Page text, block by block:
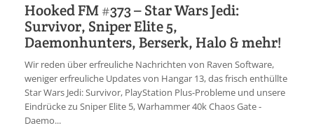
Impressum
Jobs
Discord
Hooked FM #373 – Star Wars Jedi:
Survivor, Sniper Elite 5,
Daemonhunters, Berserk, Halo & mehr!
Wir reden über erfreuliche Nachrichten von Raven Software,
weniger erfreuliche Updates von Hangar 13, das frisch enthüllte
Star Wars Jedi: Survivor, PlayStation Plus-Probleme und unsere
Eindrücke zu Sniper Elite 5, Warhammer 40k Chaos Gate -
Daemo...